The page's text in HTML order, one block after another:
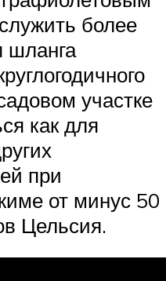
более
шланга
участке
как для
при
от минус 50
Цельсия.